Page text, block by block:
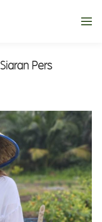
Siaran Pers